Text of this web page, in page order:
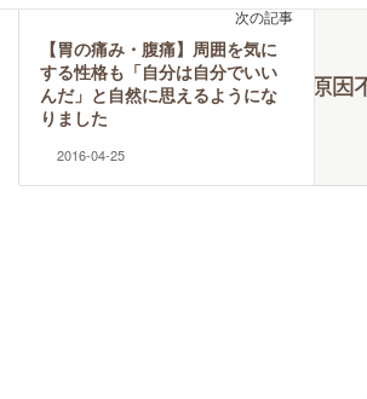
次の記事
【胃の痛み・腹痛】周囲を気に
する性格も「自分は自分でいい
んだ」と自然に思えるようにな
りました
2016-04-25